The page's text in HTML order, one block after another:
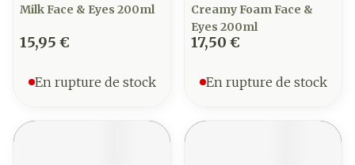
Milk Face & Eyes 200ml
15,95 €
En rupture de stock
Creamy Foam Face &
Eyes 200ml
17,50 €
En rupture de stock